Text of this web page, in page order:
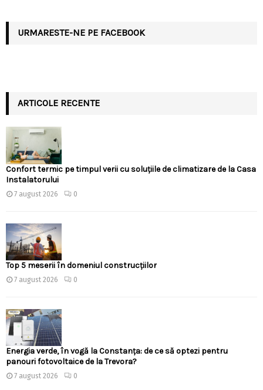
URMARESTE-NE PE FACEBOOK
ARTICOLE RECENTE
Confort termic pe timpul verii cu soluțiile de climatizare de la Casa
Instalatorului
7 august 2026 0
Top 5 meserii în domeniul construcțiilor
7 august 2026 0
Energia verde, în vogă la Constanța: de ce să optezi pentru
panouri fotovoltaice de la Trevora?
7 august 2026 0